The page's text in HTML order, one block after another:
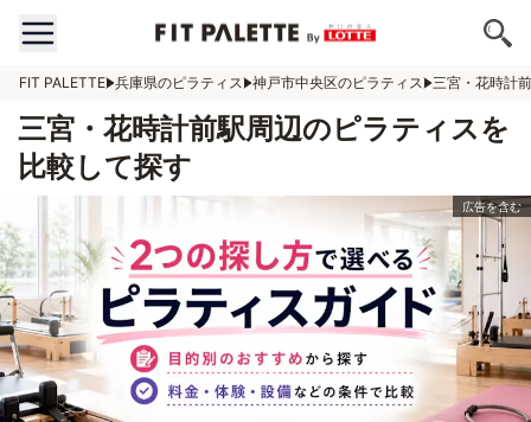
FIT PALETTE 兵庫県のピラティス 神戸市中央区のピラティス 三宮・花時計
三宮・花時計前駅周辺のピラティスを
比較して探す